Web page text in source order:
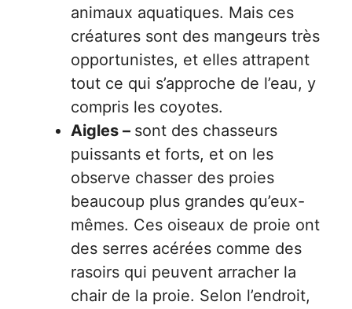
animaux aquatiques. Mais ces
créatures sont des mangeurs très
opportunistes, et elles attrapent
tout ce qui s’approche de l’eau, y
compris les coyotes.
Aigles – sont des chasseurs
puissants et forts, et on les
observe chasser des proies
beaucoup plus grandes qu’eux-
mêmes. Ces oiseaux de proie ont
des serres acérées comme des
rasoirs qui peuvent arracher la
chair de la proie. Selon l’endroit,